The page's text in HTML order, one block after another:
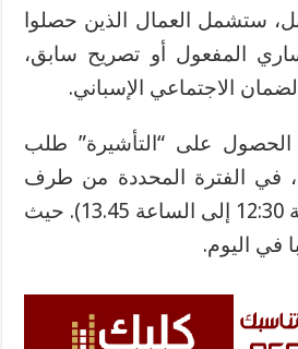
ستشمل العمال الذين حصلوا
المفعول أو تصريح سابق،
الاجتماعي الإسباني.
الحصول على “التأشيرة” طلب
في الفترة المحددة من طرف
القنصلية (من الساعة 12:30 إلى الساعة 13.45). حيث